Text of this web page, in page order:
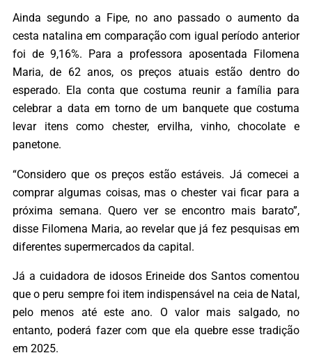
Ainda segundo a Fipe, no ano passado o aumento da
cesta natalina em comparação com igual período anterior
foi de 9,16%. Para a professora aposentada Filomena
Maria, de 62 anos, os preços atuais estão dentro do
esperado. Ela conta que costuma reunir a família para
celebrar a data em torno de um banquete que costuma
levar itens como chester, ervilha, vinho, chocolate e
panetone.
“Considero que os preços estão estáveis. Já comecei a
comprar algumas coisas, mas o chester vai ficar para a
próxima semana. Quero ver se encontro mais barato”,
disse Filomena Maria, ao revelar que já fez pesquisas em
diferentes supermercados da capital.
Já a cuidadora de idosos Erineide dos Santos comentou
que o peru sempre foi item indispensável na ceia de Natal,
pelo menos até este ano. O valor mais salgado, no
entanto, poderá fazer com que ela quebre esse tradição
em 2025.